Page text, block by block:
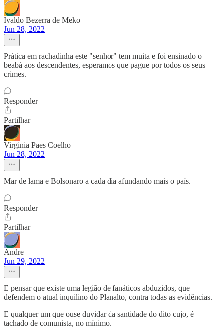
Ivaldo Bezerra de Meko
Jun 28, 2022
Prática em rachadinha este "senhor" tem muita e foi ensinado o
beabá aos descendentes, esperamos que pague por todos os seus
crimes.
Responder
Partilhar
Virginia Paes Coelho
Jun 28, 2022
Mar de lama e Bolsonaro a cada dia afundando mais o país.
Responder
Partilhar
Andre
Jun 29, 2022
E pensar que existe uma legião de fanáticos abduzidos, que
defendem o atual inquilino do Planalto, contra todas as evidências.
E qualquer um que ouse duvidar da santidade do dito cujo, é
tachado de comunista, no mínimo.